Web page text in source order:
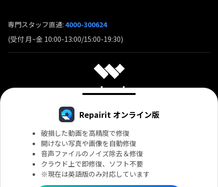
Repairit オンライン版
破損した動画を高精度で修復
開けない写真や画像を自動修復
音声ファイルのノイズ除去＆修復
クラウド上で即修復、ソフト不要
※現在は英語版のみ対応しています
専門スタッフ直通: 4000-300624
(受付 月~金 10:00-13:00/15:00-19:30)
契約条件 プライバシー クッキーの設定
言語